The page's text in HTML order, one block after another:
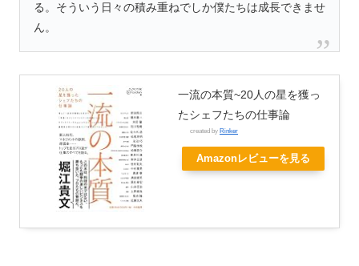
る。そういう日々の積み重ねでしか僕たちは成長できませ
ん。
一流の本質~20人の星を獲っ
たシェフたちの仕事論
created by Rinker
Amazonレビューを見る